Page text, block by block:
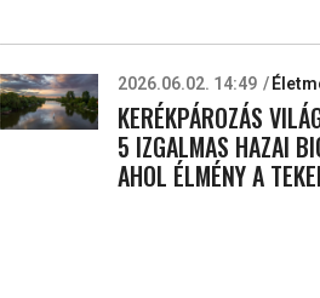
2026.06.02. 14:49
KERÉKPÁROZÁS
5 IZGALMAS HAZAI
AHOL ÉLMÉNY A